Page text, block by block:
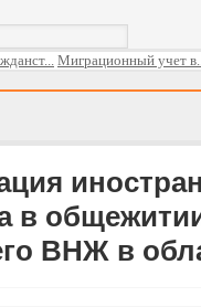
Миграционный учет
в
ВНЖ в